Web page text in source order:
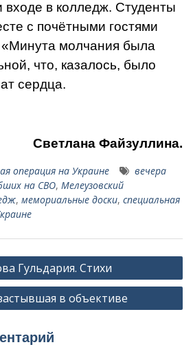
входе в колледж. Студенты
с почёт­ными гостями
молчания была
что, казалось, было
сердца.
Светлана Файзуллина.
операция на Украине
вечера
на СВО, Мелеузовский
, мемориальные доски, специальная
Гульдария. Стихи
в объективе